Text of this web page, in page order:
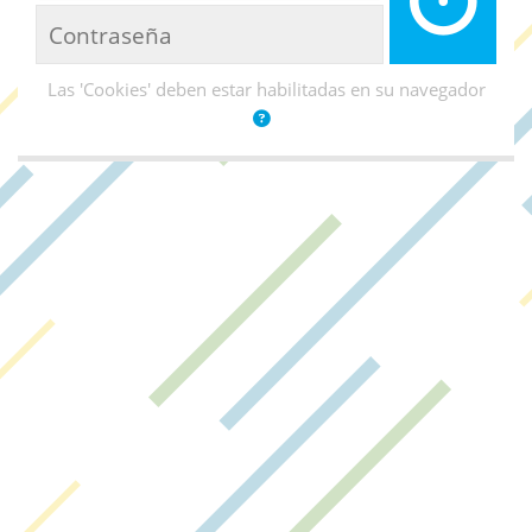
Las 'Cookies' deben estar habilitadas en su navegador